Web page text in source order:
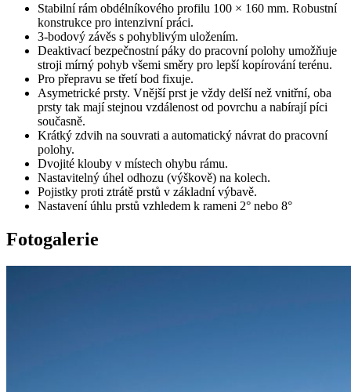
Stabilní rám obdélníkového profilu 100 × 160 mm. Robustní
konstrukce pro intenzivní práci.
3-bodový závěs s pohyblivým uložením.
Deaktivací bezpečnostní páky do pracovní polohy umožňuje
stroji mírný pohyb všemi směry pro lepší kopírování terénu.
Pro přepravu se třetí bod fixuje.
Asymetrické prsty. Vnější prst je vždy delší než vnitřní, oba
prsty tak mají stejnou vzdálenost od povrchu a nabírají píci
současně.
Krátký zdvih na souvrati a automatický návrat do pracovní
polohy.
Dvojité klouby v místech ohybu rámu.
Nastavitelný úhel odhozu (výškově) na kolech.
Pojistky proti ztrátě prstů v základní výbavě.
Nastavení úhlu prstů vzhledem k rameni 2° nebo 8°
Fotogalerie